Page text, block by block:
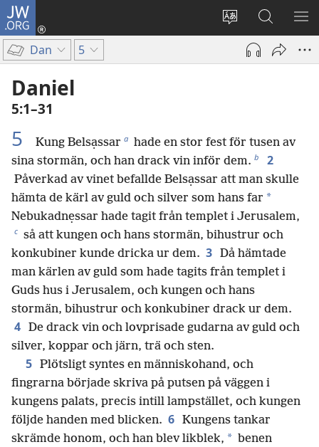
JW.ORG
Ändra
webbplatsens
språk
Logga
(öppnar
Sök
på
jw.org
Dan 5
Daniel
5:1–31
5 Kung Belsạssar a hade en stor fest för tusen av
sina stormän, och han drack vin inför dem. b 2
Påverkad av vinet befallde Belsạssar att man skulle
hämta de kärl av guld och silver som hans far *
Nebukadnẹssar hade tagit från templet i Jerusalem,
c så att kungen och hans stormän, bihustrur och
konkubiner kunde dricka ur dem. 3 Då hämtade
man kärlen av guld som hade tagits från templet i
Guds hus i Jerusalem, och kungen och hans
stormän, bihustrur och konkubiner drack ur dem.
4 De drack vin och lovprisade gudarna av guld och
silver, koppar och järn, trä och sten.
5 Plötsligt syntes en människohand, och
fingrarna började skriva på putsen på väggen i
kungens palats, precis intill lampstället, och kungen
följde handen med blicken. 6 Kungens tankar
skrämde honom, och han blev likblek, * benen